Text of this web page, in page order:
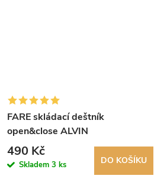
FARE skládací deštník
open&close ALVIN
CAMOUFLAGE zelený 5468
490 Kč
Skladem 3 ks DO KOŠÍKU